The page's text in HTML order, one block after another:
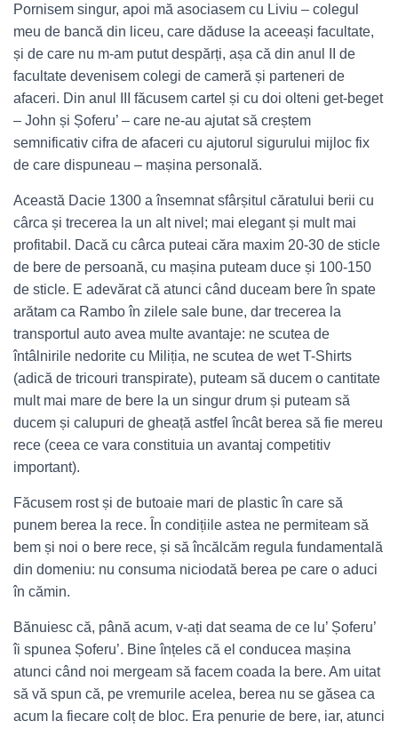
Pornisem singur, apoi mă asociasem cu Liviu – colegul
meu de bancă din liceu, care dăduse la aceeași facultate,
și de care nu m-am putut despărți, așa că din anul II de
facultate devenisem colegi de cameră și parteneri de
afaceri. Din anul III făcusem cartel și cu doi olteni get-beget
– John și Șoferu’ – care ne-au ajutat să creștem
semnificativ cifra de afaceri cu ajutorul sigurului mijloc fix
de care dispuneau – mașina personală.
Această Dacie 1300 a însemnat sfârșitul căratului berii cu
cârca și trecerea la un alt nivel; mai elegant și mult mai
profitabil. Dacă cu cârca puteai căra maxim 20-30 de sticle
de bere de persoană, cu mașina puteam duce și 100-150
de sticle. E adevărat că atunci când duceam bere în spate
arătam ca Rambo în zilele sale bune, dar trecerea la
transportul auto avea multe avantaje: ne scutea de
întâlnirile nedorite cu Miliția, ne scutea de wet T-Shirts
(adică de tricouri transpirate), puteam să ducem o cantitate
mult mai mare de bere la un singur drum și puteam să
ducem și calupuri de gheață astfel încât berea să fie mereu
rece (ceea ce vara constituia un avantaj competitiv
important).
Făcusem rost și de butoaie mari de plastic în care să
punem berea la rece. În condițiile astea ne permiteam să
bem și noi o bere rece, și să încălcăm regula fundamentală
din domeniu: nu consuma niciodată berea pe care o aduci
în cămin.
Bănuiesc că, până acum, v-ați dat seama de ce lu’ Șoferu’
îi spunea Șoferu’. Bine înțeles că el conducea mașina
atunci când noi mergeam să facem coada la bere. Am uitat
să vă spun că, pe vremurile acelea, berea nu se găsea ca
acum la fiecare colț de bloc. Era penurie de bere, iar, atunci